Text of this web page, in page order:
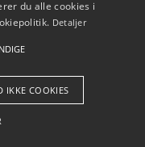
du alle cookies i
Detaljer
IKKE COOKIES